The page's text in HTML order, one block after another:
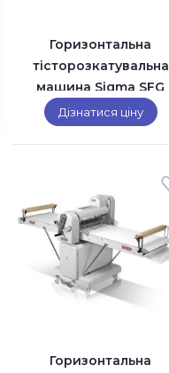
Горизонтальна
тісторозкатувальна
машина Sigma SFG
500 B
Дізнатися ціну
Горизонтальна